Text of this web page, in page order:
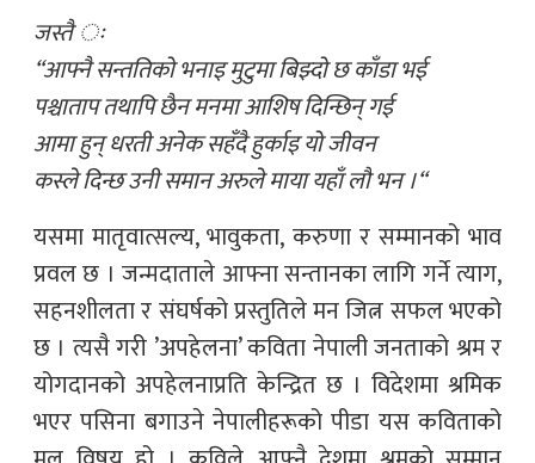
जस्तै ः
“आफ्नै सन्ततिको भनाइ मुटुमा बिझ्दो छ काँडा भई
पश्चाताप तथापि छैन मनमा आशिष दिन्छिन् गई
आमा हुन् धरती अनेक सहँदै हुर्काइ यो जीवन
कस्ले दिन्छ उनी समान अरुले माया यहाँ लौ भन ।“
यसमा मातृवात्सल्य, भावुकता, करुणा र सम्मानको भाव
प्रवल छ । जन्मदाताले आफ्ना सन्तानका लागि गर्ने त्याग,
सहनशीलता र संघर्षको प्रस्तुतिले मन जित्न सफल भएको
छ । त्यसै गरी ’अपहेलना’ कविता नेपाली जनताको श्रम र
योगदानको अपहेलनाप्रति केन्द्रित छ । विदेशमा श्रमिक
भएर पसिना बगाउने नेपालीहरूको पीडा यस कविताको